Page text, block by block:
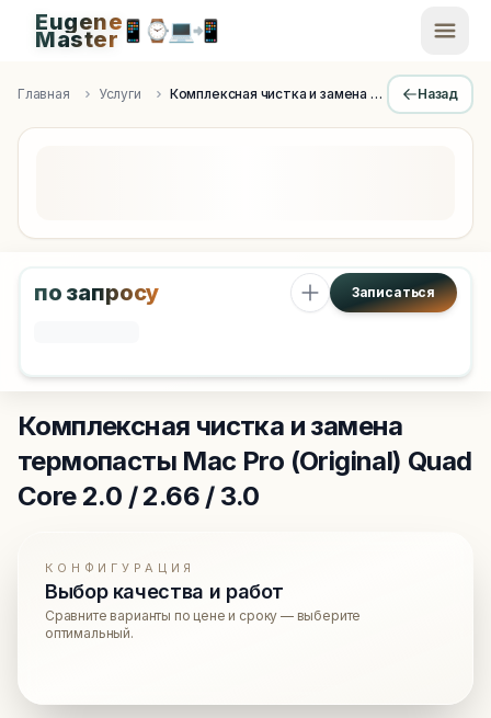
Apple Diagnostics & Engineering Authority in Saint
Eugene
Master📱 ⌚💻📲
Главная Услуги Комплексная чистка и замена термопасты Назад
по запросу Записаться
Комплексная чистка и замена
термопасты Mac Pro (Original) Quad
Core 2.0 / 2.66 / 3.0
КОНФИГУРАЦИЯ
Выбор качества и работ
Сравните варианты по цене и сроку — выберите
оптимальный.